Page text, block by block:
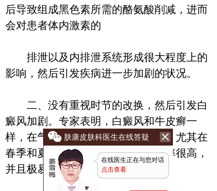
后导致组成黑色素所需的酪氨酸削减，进而
会对患者体内激素的
排泄以及内排泄系统形成很大程度上的
影响，然后引发疾病进一步加剧的状况。
二、没有重视时节的改换，然后引发白
癜风加剧。专家表明，白癜风和牛皮癣一
样，在气候的改变上要特别的留意，尤其在
春季和夏日，这时分白癜风的发病率很高，
并且极易出现恶化和扩
肤康皮肤科医生在线答疑
在线医生正在与您对话
点击查看